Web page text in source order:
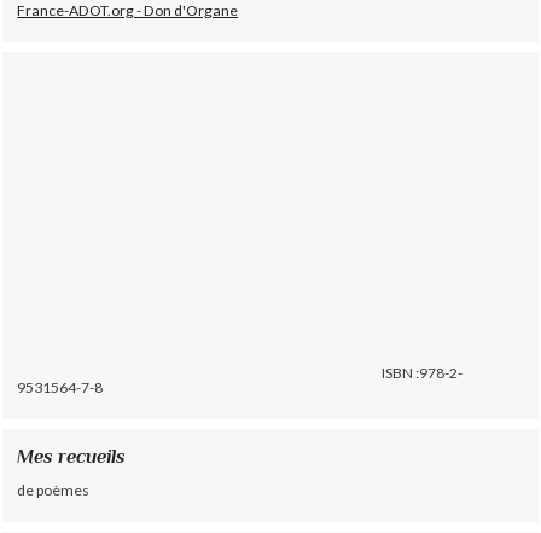
France-ADOT.org - Don d'Organe
ISBN :978-2-
9531564-7-8
Mes recueils
de poèmes